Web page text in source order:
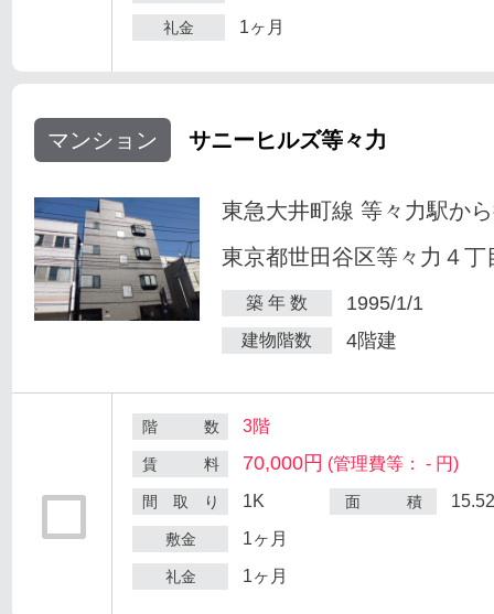
礼金 1ヶ月
マンション サニーヒルズ等々力
東急大井町線 等々力駅か
東京都世田谷区等々力４丁
築 年 数 1995/1/1
建物階数 4階建
階 数 3階
賃 料 70,000円 (管理費等： - 円)
間 取 り 1K 面 積
敷金 1ヶ月
礼金 1ヶ月